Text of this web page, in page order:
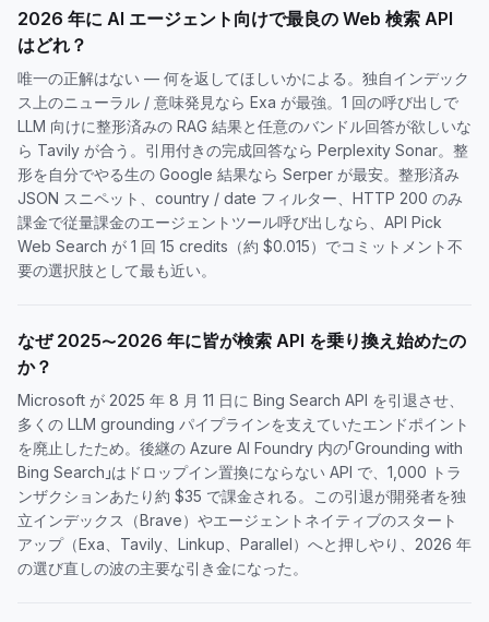
2026 年に AI エージェント向けで最良の Web 検索 API
はどれ？
唯一の正解はない — 何を返してほしいかによる。独自インデック
ス上のニューラル / 意味発見なら Exa が最強。1 回の呼び出しで
LLM 向けに整形済みの RAG 結果と任意のバンドル回答が欲しいな
ら Tavily が合う。引用付きの完成回答なら Perplexity Sonar。整
形を自分でやる生の Google 結果なら Serper が最安。整形済み
JSON スニペット、country / date フィルター、HTTP 200 のみ
課金で従量課金のエージェントツール呼び出しなら、API Pick
Web Search が 1 回 15 credits（約 $0.015）でコミットメント不
要の選択肢として最も近い。
なぜ 2025〜2026 年に皆が検索 API を乗り換え始めたの
か？
Microsoft が 2025 年 8 月 11 日に Bing Search API を引退させ、
多くの LLM grounding パイプラインを支えていたエンドポイント
を廃止したため。後継の Azure AI Foundry 内の「Grounding with
Bing Search」はドロップイン置換にならない API で、1,000 トラ
ンザクションあたり約 $35 で課金される。この引退が開発者を独
立インデックス（Brave）やエージェントネイティブのスタート
アップ（Exa、Tavily、Linkup、Parallel）へと押しやり、2026 年
の選び直しの波の主要な引き金になった。